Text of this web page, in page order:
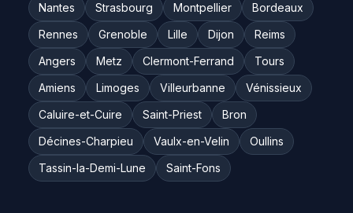
Nantes
Strasbourg Montpellier
Bordeaux
Rennes
Grenoble Lille Dijon
Reims
Angers
Metz Clermont-Ferrand
Tours
Amiens
Limoges Villeurbanne
Vénissieux
Caluire-et-Cuire
Saint-Priest
Bron
Décines-Charpieu
Vaulx-en-Velin
Oullins
Tassin-la-Demi-Lune
Saint-Fons